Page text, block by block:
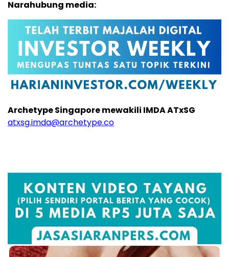
Narahubung media:
Archetype Singapore mewakili IMDA ATxSG
atxsg.imda@archetype.co